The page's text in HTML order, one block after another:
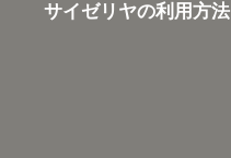
サイゼリヤの利用方法